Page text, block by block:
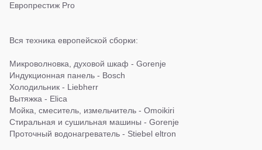
Европрестиж Pro
Вся техника европейской сборки:
Микроволновка, духовой шкаф - Gorenje
Индукционная панель - Bosch
Холодильник - Liebherr
Вытяжка - Elica
Мойка, смеситель, измельчитель - Omoikiri
Стиральная и сушильная машины - Gorenje
Проточный водонагреватель - Stiebel eltron